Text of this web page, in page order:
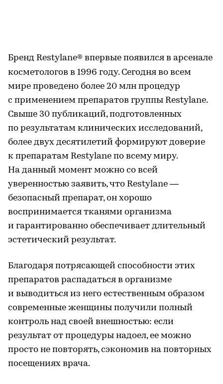
Бренд Restylane® впервые появился в арсенале
косметологов в 1996 году. Сегодня во всем
мире проведено более 20 млн процедур
с применением препаратов группы Restylane.
Свыше 30 публикаций, подготовленных
по результатам клинических исследований,
более двух десятилетий формируют доверие
к препаратам Restylane по всему миру.
На данный момент можно со всей
уверенностью заявить, что Restylane —
безопасный препарат, он хорошо
воспринимается тканями организма
и гарантированно обеспечивает длительный
эстетический результат.
Благодаря потрясающей способности этих
препаратов распадаться в организме
и выводиться из него естественным образом
современные женщины получили полный
контроль над своей внешностью: если
результат от процедуры надоел, ее можно
просто не повторять, сэкономив на повторных
посещениях врача.